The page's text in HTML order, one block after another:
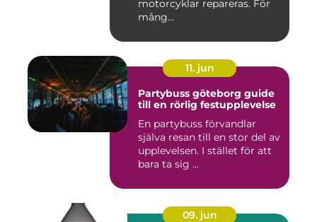
motorcyklar repareras. För
mång...
11. jun
Partybuss göteborg guide
till en rörlig festupplevelse
En partybuss förvandlar
själva resan till en stor del av
upplevelsen. I stället för att
bara ta sig ...
09. jun